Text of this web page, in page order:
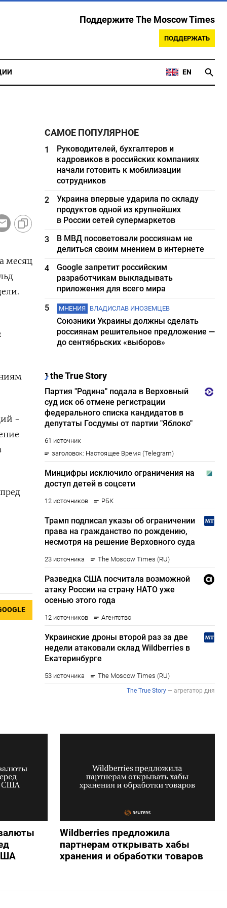
Поддержите The Moscow Times
ПОДДЕРЖАТЬ
EN
месяц
-
САМОЕ ПОПУЛЯРНОЕ
1
Руководителей, бухгалтеров и
кадровиков в российских компаниях
начали готовить к мобилизации
сотрудников
2
Украина впервые ударила по складу
продуктов одной из крупнейших
в России сетей супермаркетов
3
В МВД посоветовали россиянам не
делиться своим мнением в интернете
4
Google запретит российским
разработчикам выкладывать
приложения для всего мира
5
МНЕНИЯ ВЛАДИСЛАВ ИНОЗЕМЦЕВ
Союзники Украины должны сделать
россиянам решительное предложение —
до сентябрьских «выборов»
Wildberries предложила
партнерам открывать хабы
хранения и обработки товаров